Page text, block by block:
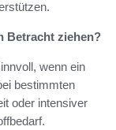
Betracht ziehen?
wenn ein
bestimmten
oder intensiver